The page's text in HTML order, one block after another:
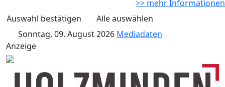
>> mehr Informationen
Auswahl bestätigen
Alle auswählen
Sonntag, 09. August 2026 Mediadaten
Anzeige